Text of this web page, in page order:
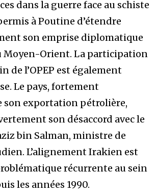
dans la guerre face au schiste
à Poutine d’étendre
son emprise diplomatique
Moyen-Orient. La participation
de l’OPEP est également
Le pays, fortement
son exportation pétrolière,
son désaccord avec le
bin Salman, ministre de
L’alignement Irakien est
récurrente au sein
les années 1990.